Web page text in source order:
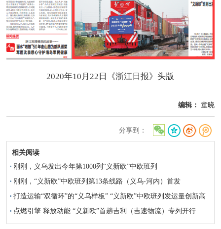
2020年10月22日《浙江日报》头版
编辑： 童晓
分享到：
相关阅读
刚刚，义乌发出今年第1000列“义新欧”中欧班列
刚刚，“义新欧”中欧班列第13条线路（义乌-河内）首发
打造运输“双循环”的“义乌样板” “义新欧”中欧班列发运量创新高
点燃引擎 释放动能 “义新欧”首趟吉利（吉速物流）专列开行